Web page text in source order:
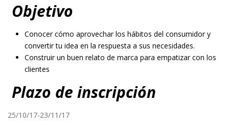
Objetivo
Conocer cómo aprovechar los hábitos del consumidor y
convertir tu idea en la respuesta a sus necesidades.
Construir un buen relato de marca para empatizar con los
clientes
Plazo de inscripción
25/10/17-23/11/17